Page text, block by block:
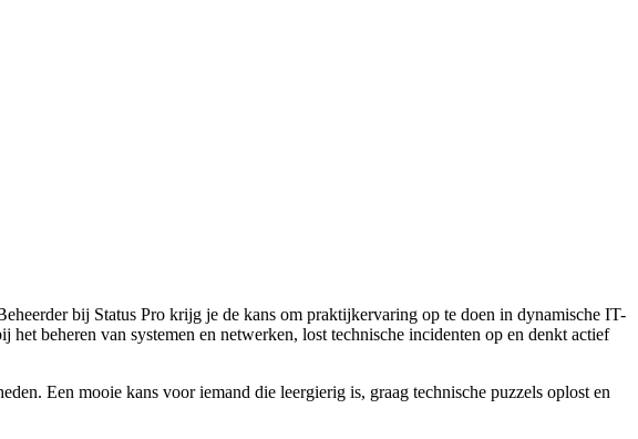
bij Status Pro krijg je de kans om praktijkervaring op te doen in dynamische IT-
het beheren van systemen en netwerken, lost technische incidenten op en denkt actief
Een mooie kans voor iemand die leergierig is, graag technische puzzels oplost en